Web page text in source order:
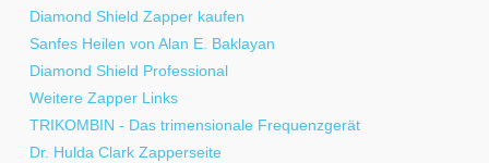
Diamond Shield Zapper kaufen
Sanfes Heilen von Alan E. Baklayan
Diamond Shield Professional
Weitere Zapper Links
TRIKOMBIN - Das trimensionale Frequenzgerät
Dr. Hulda Clark Zapperseite